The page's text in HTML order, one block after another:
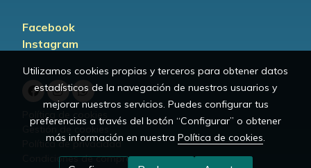
Facebook
Instagram
Política de cookies
Gestión de cookies
Política de privacidad
Condiciones de compra
Utilizamos cookies propias y terceros para obtener datos
estadísticos de la navegación de nuestros usuarios y
mejorar nuestros servicios. Puedes configurar tus
preferencias a través del botón “Configurar” o obtener
más información en nuestra Política de cookies.